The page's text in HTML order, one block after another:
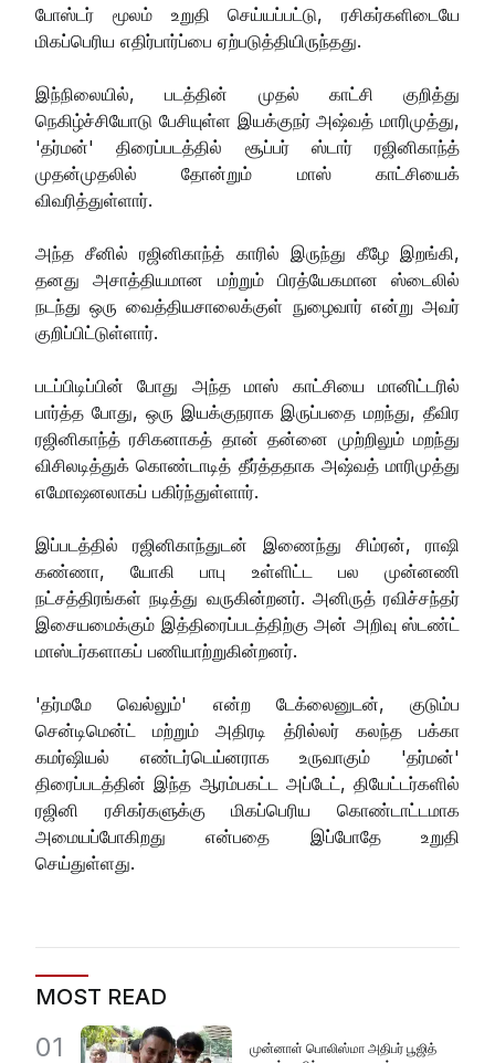
போஸ்டர் மூலம் உறுதி செய்யப்பட்டு, ரசிகர்களிடையே
மிகப்பெரிய எதிர்பார்ப்பை ஏற்படுத்தியிருந்தது.
இந்நிலையில், படத்தின் முதல் காட்சி குறித்து
நெகிழ்ச்சியோடு பேசியுள்ள இயக்குநர் அஷ்வத் மாரிமுத்து,
'தர்மன்' திரைப்படத்தில் சூப்பர் ஸ்டார் ரஜினிகாந்த்
முதன்முதலில் தோன்றும் மாஸ் காட்சியைக்
விவரித்துள்ளார்.
அந்த சீனில் ரஜினிகாந்த் காரில் இருந்து கீழே இறங்கி,
தனது அசாத்தியமான மற்றும் பிரத்யேகமான ஸ்டைலில்
நடந்து ஒரு வைத்தியசாலைக்குள் நுழைவார் என்று அவர்
குறிப்பிட்டுள்ளார்.
படப்பிடிப்பின் போது அந்த மாஸ் காட்சியை மானிட்டரில்
பார்த்த போது, ஒரு இயக்குநராக இருப்பதை மறந்து, தீவிர
ரஜினிகாந்த் ரசிகனாகத் தான் தன்னை முற்றிலும் மறந்து
விசிலடித்துக் கொண்டாடித் தீர்த்ததாக அஷ்வத் மாரிமுத்து
எமோஷனலாகப் பகிர்ந்துள்ளார்.
இப்படத்தில் ரஜினிகாந்துடன் இணைந்து சிம்ரன், ராஷி
கண்ணா, யோகி பாபு உள்ளிட்ட பல முன்னணி
நட்சத்திரங்கள் நடித்து வருகின்றனர். அனிருத் ரவிச்சந்தர்
இசையமைக்கும் இத்திரைப்படத்திற்கு அன் அறிவு ஸ்டண்ட்
மாஸ்டர்களாகப் பணியாற்றுகின்றனர்.
'தர்மமே வெல்லும்' என்ற டேக்லைனுடன், குடும்ப
சென்டிமென்ட் மற்றும் அதிரடி த்ரில்லர் கலந்த பக்கா
கமர்ஷியல் எண்டர்டெய்னராக உருவாகும் 'தர்மன்'
திரைப்படத்தின் இந்த ஆரம்பகட்ட அப்டேட், தியேட்டர்களில்
ரஜினி ரசிகர்களுக்கு மிகப்பெரிய கொண்டாட்டமாக
அமையப்போகிறது என்பதை இப்போதே உறுதி
செய்துள்ளது.
MOST READ
01
முன்னாள் பொலிஸ்மா அதிபர் பூஜித்